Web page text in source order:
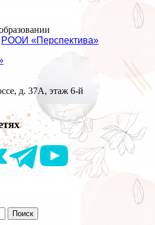
РООИ «Перспектива»
д. 37А, этаж 6-й